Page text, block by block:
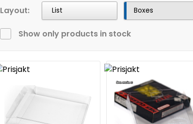
Layout: List Boxes
Show only products in stock